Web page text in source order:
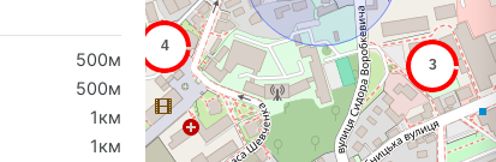
500м
500м
1км
1км